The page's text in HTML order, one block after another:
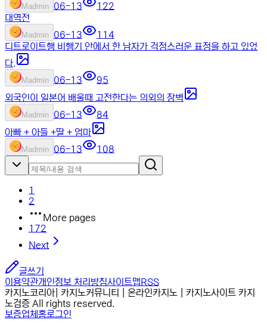
Madmin 06-13
122
대역전
Madmin 06-13
114
디트로이트행 비행기 안에서 한 남자가 걱정스러운 표정을 하고 있었
다.
Madmin 06-13
95
외국인이 일본어 배울때 고전한다는 의외의 장벽
Madmin 06-13
84
아빠 + 아들 +딸 + 엄마
Madmin 06-13 108
1
2
More pages
172
Next
글쓰기
이용약관개인정보 처리방침사이트맵RSS
카지노코리아| 카지노커뮤니티 | 온라인카지노 | 카지노사이트 카지
노검증 All rights reserved.
보증업체 홈로그인